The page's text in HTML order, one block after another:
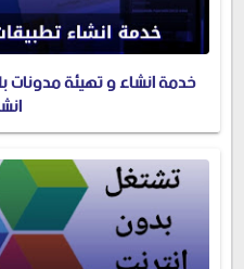
خدمة انشاء و تهيئة